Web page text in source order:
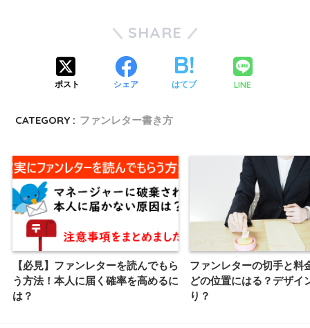
SHARE
ポスト シェア はてブ LINE
CATEGORY : ファンレター書き方
【必見】ファンレターを読んでもら
う方法！本人に届く確率を高めるに
は？
ファンレターの切手と料
どの位置にはる？デザイ
り？